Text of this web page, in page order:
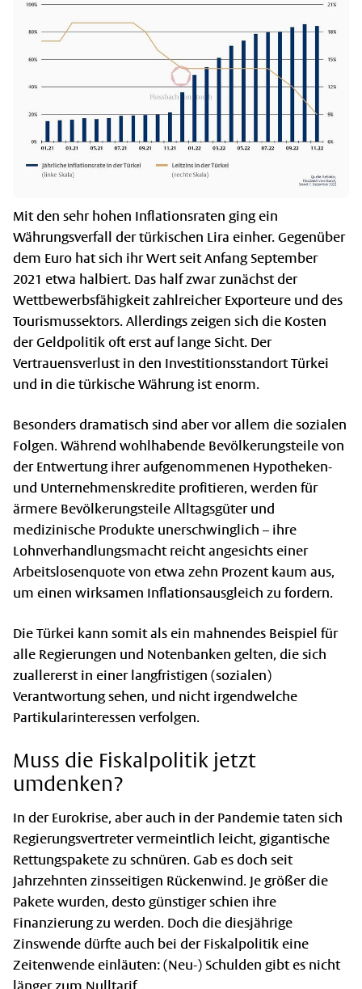
Mit den sehr hohen Inflationsraten ging ein
Währungsverfall der türkischen Lira einher. Gegenüber
dem Euro hat sich ihr Wert seit Anfang September
2021 etwa halbiert. Das half zwar zunächst der
Wettbewerbsfähigkeit zahlreicher Exporteure und des
Tourismussektors. Allerdings zeigen sich die Kosten
der Geldpolitik oft erst auf lange Sicht. Der
Vertrauensverlust in den Investitionsstandort Türkei
und in die türkische Währung ist enorm.
Besonders dramatisch sind aber vor allem die sozialen
Folgen. Während wohlhabende Bevölkerungsteile von
der Entwertung ihrer aufgenommenen Hypotheken-
und Unternehmenskredite profitieren, werden für
ärmere Bevölkerungsteile Alltagsgüter und
medizinische Produkte unerschwinglich – ihre
Lohnverhandlungsmacht reicht angesichts einer
Arbeitslosenquote von etwa zehn Prozent kaum aus,
um einen wirksamen Inflationsausgleich zu fordern.
Die Türkei kann somit als ein mahnendes Beispiel für
alle Regierungen und Notenbanken gelten, die sich
zuallererst in einer langfristigen (sozialen)
Verantwortung sehen, und nicht irgendwelche
Partikularinteressen verfolgen.
Muss die Fiskalpolitik jetzt
umdenken?
In der Eurokrise, aber auch in der Pandemie taten sich
Regierungsvertreter vermeintlich leicht, gigantische
Rettungspakete zu schnüren. Gab es doch seit
Jahrzehnten zinsseitigen Rückenwind. Je größer die
Pakete wurden, desto günstiger schien ihre
Finanzierung zu werden. Doch die diesjährige
Zinswende dürfte auch bei der Fiskalpolitik eine
Zeitenwende einläuten: (Neu-) Schulden gibt es nicht